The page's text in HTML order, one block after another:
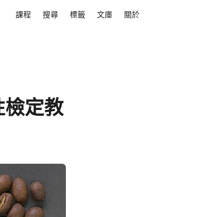
課程 搜尋 標籤 文庫 關於
檢定教